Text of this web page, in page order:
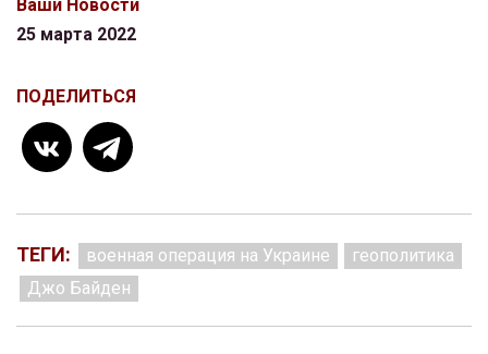
Ваши Новости
25 марта 2022
ПОДЕЛИТЬСЯ
ТЕГИ: военная операция на Украине
геополитика
Джо Байден